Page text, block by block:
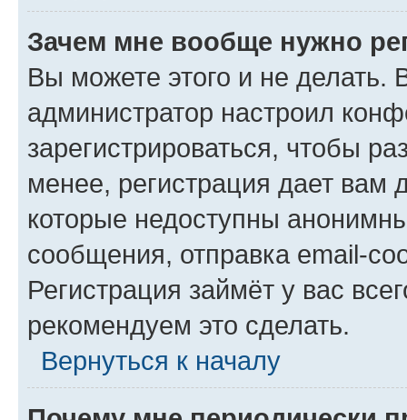
Зачем мне вообще нужно
Вы можете этого и не делать.
администратор настроил
зарегистрироваться, чтобы
менее, регистрация дает вам
которые недоступны
сообщения, отправка email-
Регистрация займёт у вас
рекомендуем это сделать.
Вернуться к началу